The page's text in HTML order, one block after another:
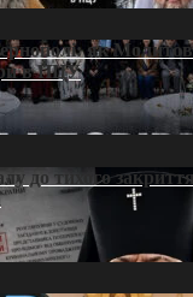
як
в ПЦУ
до тихого